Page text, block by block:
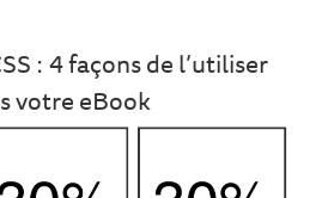
: 4 façons de l’utiliser
votre eBook